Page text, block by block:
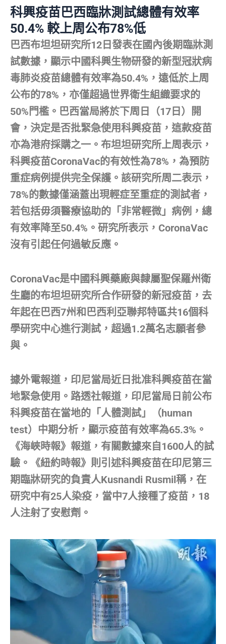
科興疫苗巴西臨牀測試總體有效率
50.4% 較上周公布78%低
巴西布坦坦研究所12日發表在國內後期臨牀測
試數據，顯示中國科興生物研發的新型冠狀病
毒肺炎疫苗總體有效率為50.4%，遠低於上周
公布的78%，亦僅超過世界衛生組織要求的
50%門檻。巴西當局將於下周日（17日）開
會，決定是否批緊急使用科興疫苗，這款疫苗
亦為港府採購之一。布坦坦研究所上周表示，
科興疫苗CoronaVac的有效性為78%，為預防
重症病例提供完全保護。該研究所周二表示，
78%的數據僅涵蓋出現輕症至重症的測試者，
若包括毋須醫療協助的「非常輕微」病例，總
有效率降至50.4%。研究所表示，CoronaVac
沒有引起任何過敏反應。
CoronaVac是中國科興藥廠與隸屬聖保羅州衛
生廳的布坦坦研究所合作研發的新冠疫苗，去
年起在巴西7州和巴西利亞聯邦特區共16個科
學研究中心進行測試，超過1.2萬名志願者參
與。
據外電報道，印尼當局近日批准科興疫苗在當
地緊急使用。路透社報道，印尼當局日前公布
科興疫苗在當地的「人體測試」（human
test）中期分析，顯示疫苗有效率為65.3%。
《海峽時報》報道，有關數據來自1600人的試
驗。《紐約時報》則引述科興疫苗在印尼第三
期臨牀研究的負責人Kusnandi Rusmil稱，在
研究中有25人染疫，當中7人接種了疫苗，18
人注射了安慰劑。